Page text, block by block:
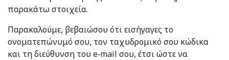
παρακάτω στοιχεία.
Παρακαλούμε, βεβαιώσου ότι εισήγαγες το
ονοματεπώνυμό σου, τον ταχυδρομικό σου κώδικα
και τη διεύθυνση του e‑mail σου, έτσι ώστε να